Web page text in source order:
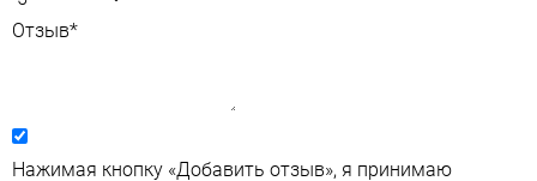
Отзыв*
Нажимая кнопку «Добавить отзыв», я принимаю